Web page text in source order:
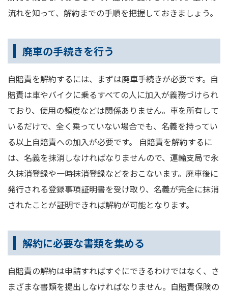
流れを知って、解約までの手順を把握しておきましょう。
廃車の手続きを行う
自賠責を解約するには、まずは廃車手続きが必要です。自
賠責は車やバイクに乗るすべての人に加入が義務づけられ
ており、使用の頻度などは関係ありません。車を所有して
いるだけで、全く乗っていない場合でも、名義を持ってい
る以上自賠責への加入が必要です。 自賠責を解約するに
は、名義を抹消しなければなりませんので、運輸支局で永
久抹消登録や一時抹消登録などをおこないます。廃車後に
発行される登録事項証明書を受け取り、名義が完全に抹消
されたことが証明できれば解約が可能となります。
解約に必要な書類を集める
自賠責の解約は申請すればすぐにできるわけではなく、さ
まざまな書類を提出しなければなりません。自賠責保険の